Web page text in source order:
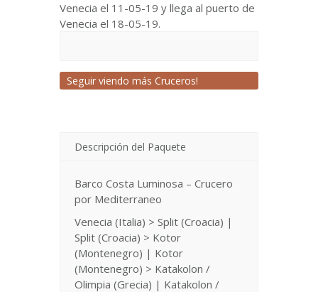
Venecia el 11-05-19 y llega al puerto de
Venecia el 18-05-19.
Seguir viendo más Cruceros!
Descripción del Paquete
Barco Costa Luminosa – Crucero
por Mediterraneo
Venecia (Italia) > Split (Croacia) |
Split (Croacia) > Kotor
(Montenegro) | Kotor
(Montenegro) > Katakolon /
Olimpia (Grecia) | Katakolon /